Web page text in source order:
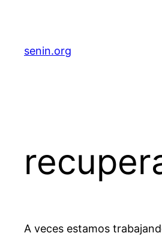
senin.org
A veces estamos